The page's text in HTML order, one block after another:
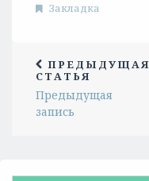
Закладка
ПРЕДЫДУЩАЯ
СТАТЬЯ
Предыдущая
запись